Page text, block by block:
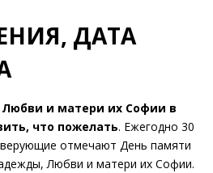
ДАТА
и матери их Софии в
что пожелать. Ежегодно 30
отмечают День памяти
Любви и матери их Софии.